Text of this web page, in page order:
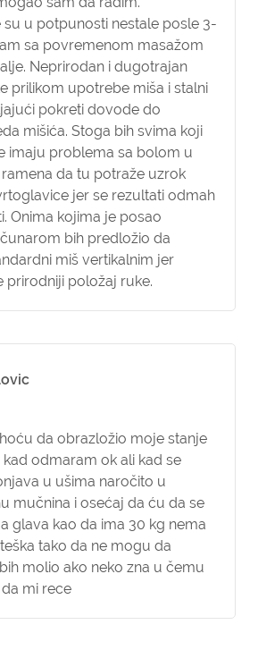
u potpunosti nestale posle 3-
sa povremenom masažom
Neprirodan i dugotrajan
prilikom upotrebe miša i stalni
pokreti dovode do
mišića. Stoga bih svima koji
imaju problema sa bolom u
da tu potraže uzrok
jer se rezultati odmah
Onima kojima je posao
bih predložio da
miš vertikalnim jer
položaj ruke.
da obrazložio moje stanje
odmaram ok ali kad se
u ušima naročito u
mučnina i osećaj da ću da se
glava kao da ima 30 kg nema
tako da ne mogu da
molio ako neko zna u čemu
mi rece